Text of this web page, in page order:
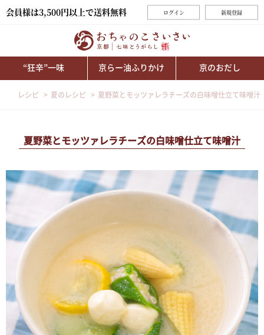
会員様は3,500円以上で送料無料 ログイン 新規登録
“狂辛”一味 京らー油ふりかけ 京のおだし
レシピ 夏のレシピ 夏野菜とモッツァレラチーズの白味噌仕立て味噌汁
夏野菜とモッツァレラチーズの白味噌仕立て味噌汁